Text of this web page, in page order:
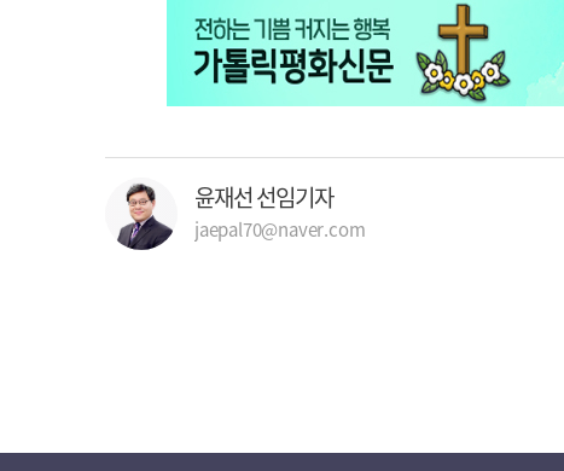
윤재선 선임기자
jaepal70@naver.com